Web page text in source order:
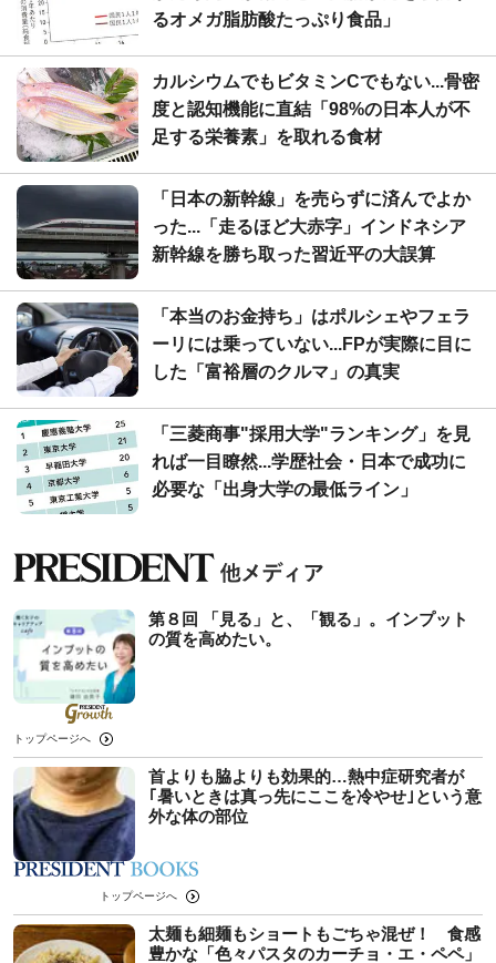
るオメガ脂肪酸たっぷり食品」
カルシウムでもビタミンCでもない...骨密
度と認知機能に直結「98%の日本人が不
足する栄養素」を取れる食材
「日本の新幹線」を売らずに済んでよか
った...「走るほど大赤字」インドネシア
新幹線を勝ち取った習近平の大誤算
「本当のお金持ち」はポルシェやフェラ
ーリには乗っていない...FPが実際に目に
した「富裕層のクルマ」の真実
「三菱商事"採用大学"ランキング」を見
れば一目瞭然...学歴社会・日本で成功に
必要な「出身大学の最低ライン」
第８回 「見る」と、「観る」。インプット
の質を高めたい。
トップページへ
首よりも脇よりも効果的…熱中症研究者が
｢暑いときは真っ先にここを冷やせ｣という意
外な体の部位
トップページへ
太麺も細麺もショートもごちゃ混ぜ！ 食感
豊かな「色々パスタのカーチョ・エ・ペペ」